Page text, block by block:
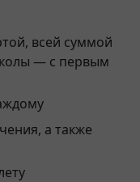
всей суммой
— с первым
а также